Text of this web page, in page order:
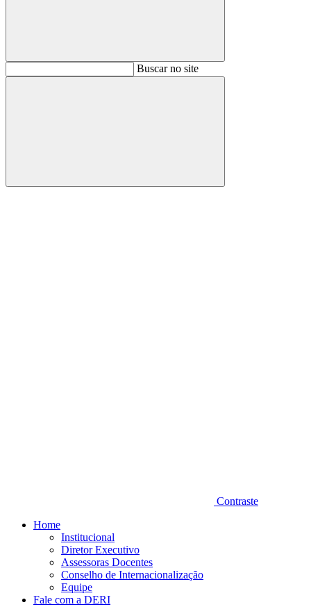
BuscarBuscar no site
Buscar
Contraste
Home
Institucional
Diretor Executivo
Assessoras Docentes
Conselho de Internacionalização
Equipe
Fale com a DERI